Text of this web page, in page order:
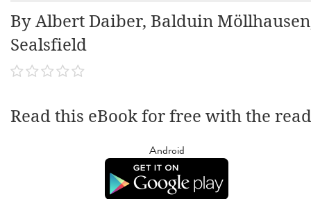
By Albert Daiber, Balduin
Sealsfield
Read this eBook for free with the
Android